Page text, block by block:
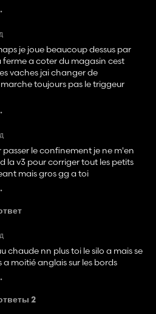
je joue beaucoup dessus par
a coter du magasin cest
vaches jai changer de
toujours pas le triggeur
passer le confinement je ne m'en
la v3 pour corriger tout les petits
mais gros gg a toi
chaude nn plus toi le silo a mais se
moitié anglais sur les bords
2